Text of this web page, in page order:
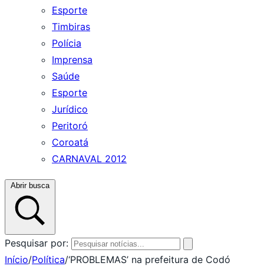
Esporte
Timbiras
Polícia
Imprensa
Saúde
Esporte
Jurídico
Peritoró
Coroatá
CARNAVAL 2012
Abrir busca
Pesquisar por:
Início/Política/‘PROBLEMAS’ na prefeitura de Codó